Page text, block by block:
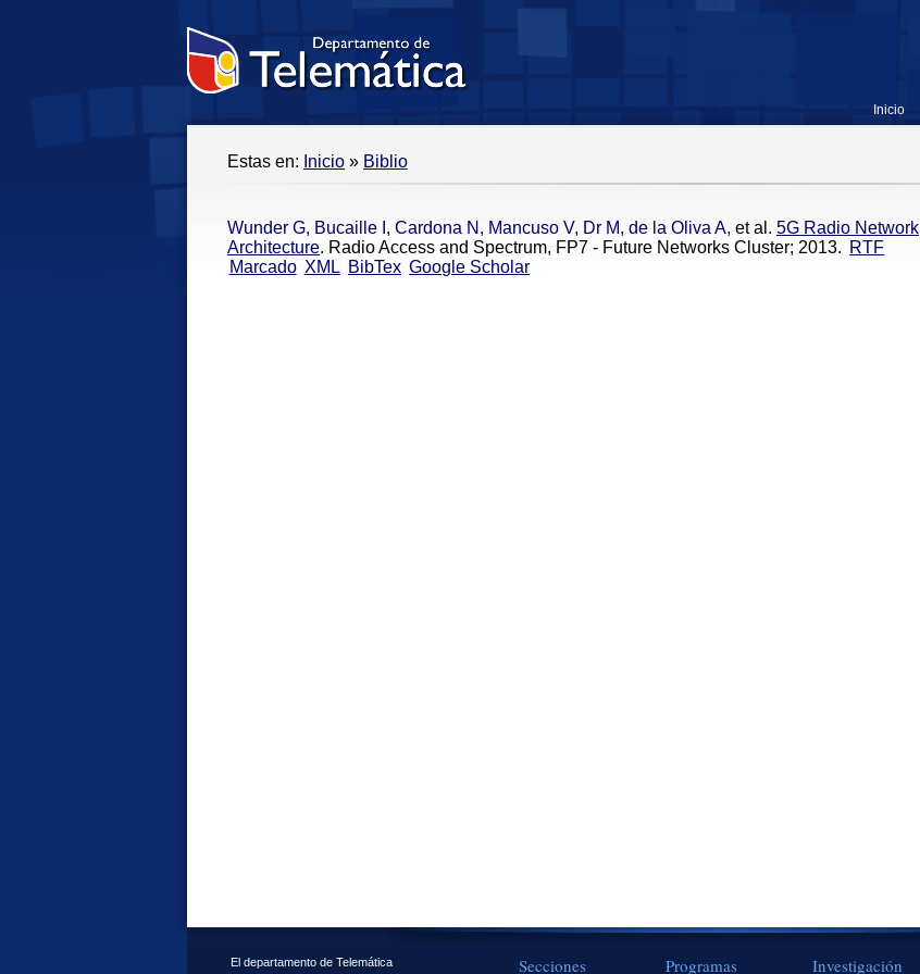
Inicio
Estas en: Inicio » Biblio
Wunder G, Bucaille I , Cardona N , Mancuso V, Dr M, de la Oliva A, et al. 5G Radio Network
Architecture. Radio Access and Spectrum, FP7 - Future Networks Cluster; 2013. RTF
Marcado XML BibTex Google Scholar
El departamento de Telemática
Secciones Programas Investigación